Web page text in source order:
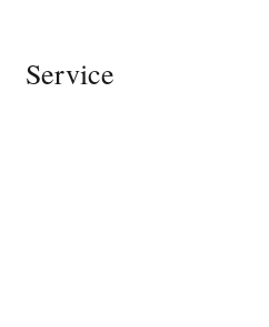
Service